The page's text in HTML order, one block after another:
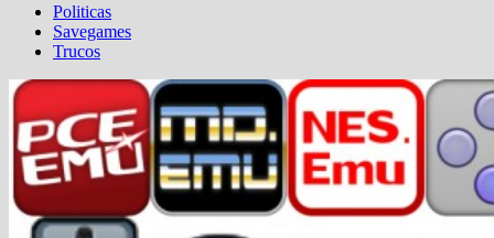
Politicas
Savegames
Trucos